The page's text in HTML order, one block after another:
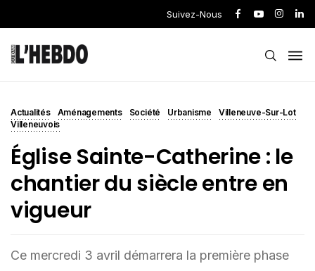
Suivez-Nous
Actualités Aménagements Société Urbanisme
Villeneuve-Sur-Lot
Villeneuvois
Église Sainte-Catherine : le
chantier du siècle entre en
vigueur
Ce mercredi 3 avril démarrera la première phase